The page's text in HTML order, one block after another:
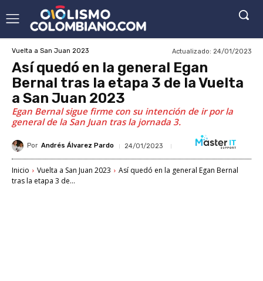
Vuelta a San Juan 2023 Actualizado: 24/01/2023
Así quedó en la general Egan
Bernal tras la etapa 3 de la Vuelta
a San Juan 2023
Egan Bernal sigue firme con su intención de ir por la
general de la San Juan tras la jornada 3.
Por Andrés Álvarez Pardo 24/01/2023
Inicio Vuelta a San Juan 2023
Así quedó en la general Egan Bernal
tras la etapa 3 de...